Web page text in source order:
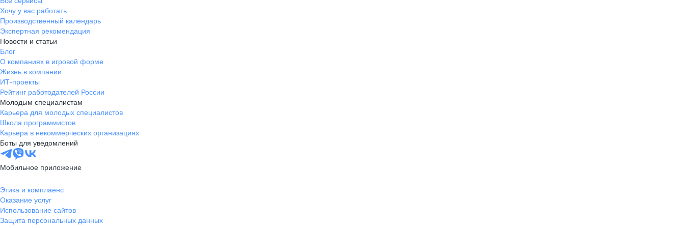
Хочу у вас работать
Производственный календарь
Экспертная рекомендация
Новости и статьи
Блог
О компаниях в игровой форме
Жизнь в компании
ИТ-проекты
Рейтинг работодателей России
Молодым специалистам
Карьера для молодых специалистов
Школа программистов
Карьера в некоммерческих организациях
Боты для уведомлений
Мобильное приложение
Этика и комплаенс
Оказание услуг
Использование сайтов
Защита персональных данных